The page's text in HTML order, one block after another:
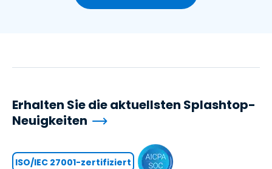
Erhalten Sie die aktuellsten Splashtop-
Neuigkeiten
ISO/IEC 27001-zertifiziert